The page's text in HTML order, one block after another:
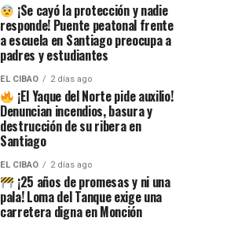
¡Se cayó la protección y nadie
responde! Puente peatonal frente
a escuela en Santiago preocupa a
padres y estudiantes
EL CIBAO 2 días ago
¡El Yaque del Norte pide auxilio!
Denuncian incendios, basura y
destrucción de su ribera en
Santiago
EL CIBAO 2 días ago
¡25 años de promesas y ni una
pala! Loma del Tanque exige una
carretera digna en Monción